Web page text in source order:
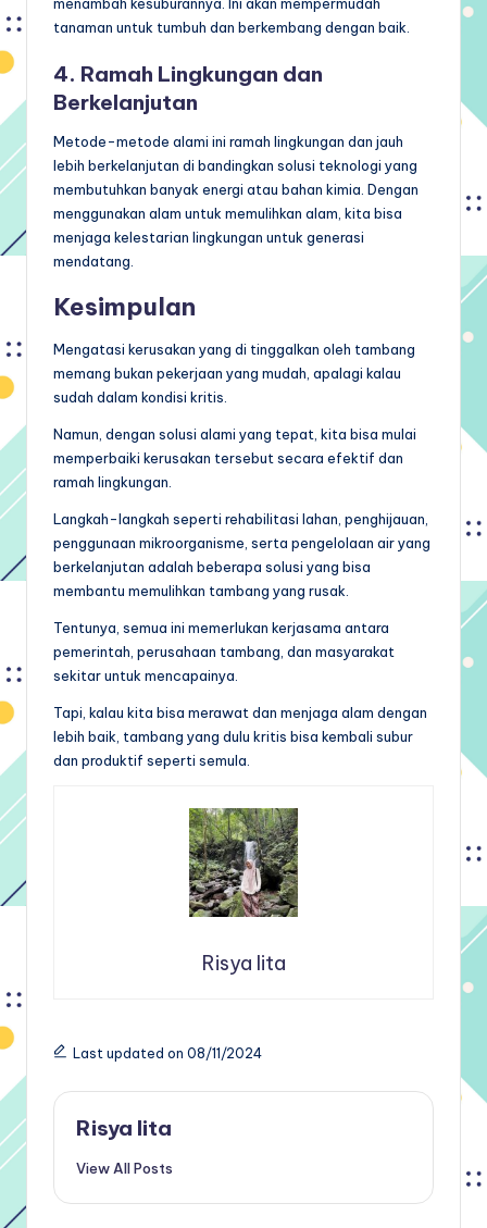
tanaman untuk tumbuh dan berkembang dengan baik.
4. Ramah Lingkungan dan
Berkelanjutan
Metode-metode alami ini ramah lingkungan dan jauh
lebih berkelanjutan di bandingkan solusi teknologi yang
membutuhkan banyak energi atau bahan kimia. Dengan
menggunakan alam untuk memulihkan alam, kita bisa
menjaga kelestarian lingkungan untuk generasi
mendatang.
Kesimpulan
Mengatasi kerusakan yang di tinggalkan oleh tambang
memang bukan pekerjaan yang mudah, apalagi kalau
sudah dalam kondisi kritis.
Namun, dengan solusi alami yang tepat, kita bisa mulai
memperbaiki kerusakan tersebut secara efektif dan
ramah lingkungan.
Langkah-langkah seperti rehabilitasi lahan, penghijauan,
penggunaan mikroorganisme, serta pengelolaan air yang
berkelanjutan adalah beberapa solusi yang bisa
membantu memulihkan tambang yang rusak.
Tentunya, semua ini memerlukan kerjasama antara
pemerintah, perusahaan tambang, dan masyarakat
sekitar untuk mencapainya.
Tapi, kalau kita bisa merawat dan menjaga alam dengan
lebih baik, tambang yang dulu kritis bisa kembali subur
dan produktif seperti semula.
Risya lita
Last updated on 08/11/2024
Risya lita
View All Posts